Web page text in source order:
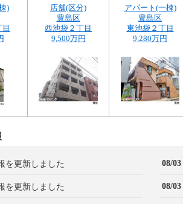
)
店舗(区分)
豊島区
西池袋２丁目
9,500万円
アパート(一棟)
豊島区
東池袋２丁目
9,280万円
を更新しました 08/03
を更新しました 08/03